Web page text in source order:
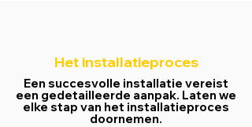
Het installatieproces
Een succesvolle installatie vereist
een gedetailleerde aanpak. Laten we
elke stap van het installatieproces
doornemen.